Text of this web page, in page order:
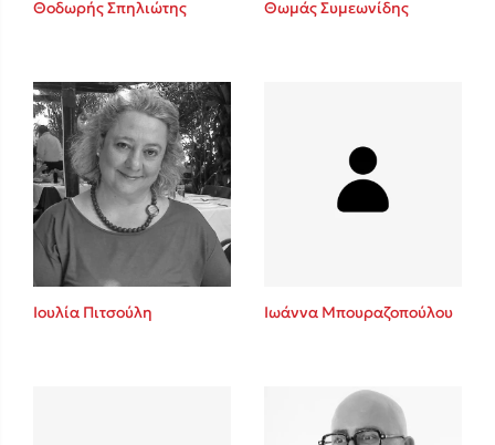
Sebastian Fitzek
Playlist
Θοδωρής Σπηλιώτης Θωμάς Συμεωνίδης
Ιουλία Πιτσούλη Ιωάννα Μπουραζοπούλου